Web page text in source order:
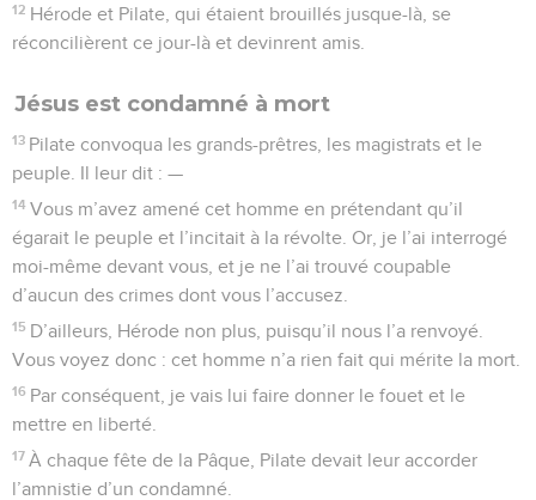
12 Hérode et Pilate, qui étaient brouillés jusque-là, se
réconcilièrent ce jour-là et devinrent amis.
Jésus est condamné à mort
13 Pilate convoqua les grands-prêtres, les magistrats et le
peuple. Il leur dit : —
14 Vous m’avez amené cet homme en prétendant qu’il
égarait le peuple et l’incitait à la révolte. Or, je l’ai interrogé
moi-même devant vous, et je ne l’ai trouvé coupable
d’aucun des crimes dont vous l’accusez.
15 D’ailleurs, Hérode non plus, puisqu’il nous l’a renvoyé.
Vous voyez donc : cet homme n’a rien fait qui mérite la mort.
16 Par conséquent, je vais lui faire donner le fouet et le
mettre en liberté.
17 À chaque fête de la Pâque, Pilate devait leur accorder
l’amnistie d’un condamné.